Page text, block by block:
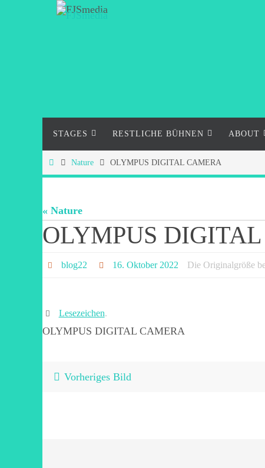
Inhalt
STAGES RESTLICHE BÜHNEN ABOUT
StartNature OLYMPUS DIGITAL CAMERA
« Nature
OLYMPUS
blog22 16. Oktober 2022 Die Originalgröße
Lesezeichen.
OLYMPUS DIGITAL CAMERA
Vorheriges Bild